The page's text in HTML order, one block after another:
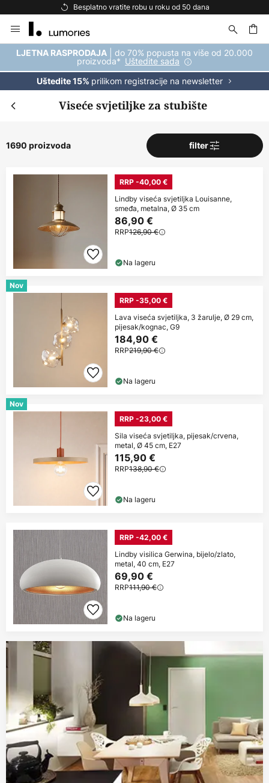
Besplatna dostava za kupnju iznad 69 €
to
Content
LJETNA RASPRODAJA | do 70% popusta na više od 20.000
proizvoda* Uštedite sada
Uštedite 15% prilikom registracije na newsletter
Viseće svjetiljke za stubište
1690 proizvoda filter
RRP -40,00 €
Lindby viseća svjetiljka Louisanne,
smeđa, metalna, Ø 35 cm
86,90 €
RRP126,90 €
Na lageru
Nov
RRP -35,00 €
Lava viseća svjetiljka, 3 žarulje, Ø 29 cm,
pijesak/kognac, G9
184,90 €
RRP219,90 €
Na lageru
Nov
RRP -23,00 €
Sila viseća svjetiljka, pijesak/crvena,
metal, Ø 45 cm, E27
115,90 €
RRP138,90 €
Na lageru
RRP -42,00 €
Lindby visilica Gerwina, bijelo/zlato,
metal, 40 cm, E27
69,90 €
RRP111,90 €
Na lageru